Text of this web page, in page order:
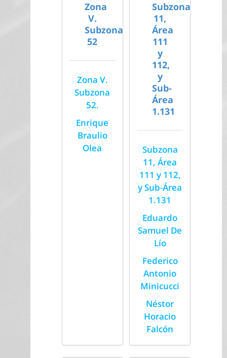
Zona
V.
Subzona
52
Zona V.
Subzona
52.
Enrique
Braulio
Olea
Subzona
11,
Área
111
y
112,
y
Sub-
Área
1.131
Subzona
11, Área
111 y 112,
y Sub-Área
1.131
Eduardo
Samuel De
Lío
Federico
Antonio
Minicucci
Néstor
Horacio
Falcón